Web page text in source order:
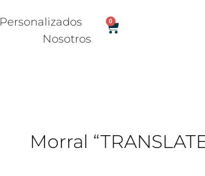
Personalizados
Nosotros
0
Morral